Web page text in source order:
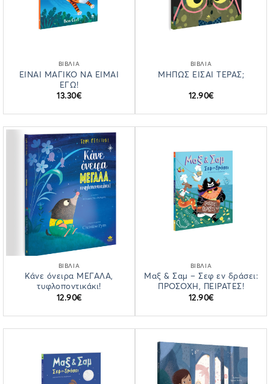
ΒΙΒΛΙΑ
ΕΙΝΑΙ ΜΑΓΙΚΟ ΝΑ ΕΙΜΑΙ
ΕΓΩ!
13.30€
ΒΙΒΛΙΑ
ΜΗΠΩΣ ΕΙΣΑΙ ΤΕΡΑΣ;
12.90€
ΒΙΒΛΙΑ
Κάνε όνειρα ΜΕΓΑΛΑ,
τυφλοποντικάκι!
12.90€
ΒΙΒΛΙΑ
Μαξ & Σαμ – Σεφ εν δράσει:
ΠΡΟΣΟΧΗ, ΠΕΙΡΑΤΕΣ!
12.90€